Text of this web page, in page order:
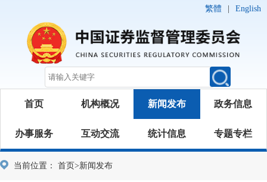
繁體 English
首页 机构概况 新闻发布 政务信息
办事服务 互动交流 统计信息 专题专栏
当前位置： 首页>新闻发布